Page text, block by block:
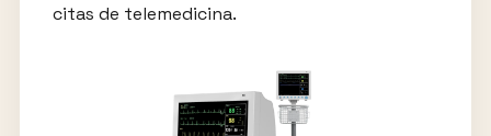
citas de telemedicina.